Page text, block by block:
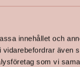
innehållet och
även
som vi